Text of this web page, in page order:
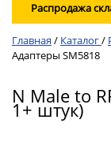
Распродажа
Главная / Каталог/
Адаптеры SM5818
N Male to
1+ штук)